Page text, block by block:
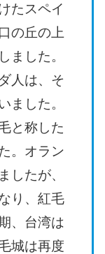
たスペイ
の丘の上
ました。
人は、そ
ました。
と称した
。オラン
したが、
り、紅毛
、台湾は
城は再度